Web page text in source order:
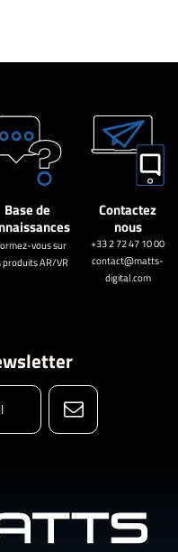
Base de
vous sur
produits AR/VR
Contactez
nous
+33 2 72 47 10 00
contact@matts-
digital.com